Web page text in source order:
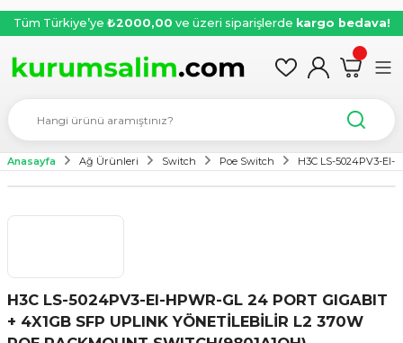
Tüm Türkiye’ye ₺2000,00 ve üzeri siparişlerde kargo bedava!
Anasayfa Ağ Ürünleri Switch Poe Switch H3C LS-5024PV3-EI-
H3C LS-5024PV3-EI-HPWR-GL 24 PORT GIGABIT
+ 4X1GB SFP UPLINK YÖNETİLEBİLİR L2 370W